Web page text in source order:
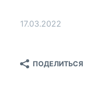
17.03.2022
ПОДЕЛИТЬСЯ